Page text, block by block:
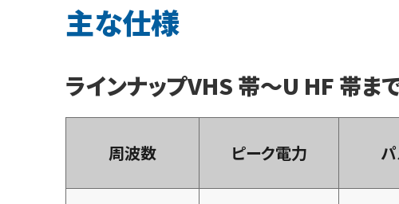
主な仕様
ラインナップVHS 帯～U HF 帯ま
周波数 ピーク電力